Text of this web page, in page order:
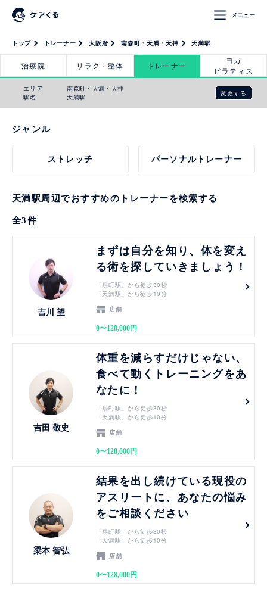
メニュー
トップ トレーナー 大阪府 南森町・天満・天神 天満駅
治療院 リラク・整体 トレーナー
ヨガ
ピラティス
エリア
駅名
南森町・天満・天神
天満駅
変更する
ジャンル
ストレッチ パーソナルトレーナー
天満駅周辺でおすすめのトレーナーを検索する
全3件
吉川 望
まずは自分を知り、体を変え
る術を探していきましょう！
「扇町駅」から徒歩30秒
「天満駅」から徒歩10分
店舗
0〜128,000円
吉田 敬史
体重を減らすだけじゃない、
食べて動くトレーニングをあ
なたに！
「扇町駅」から徒歩30秒
「天満駅」から徒歩10分
店舗
0〜128,000円
梁本 智弘
結果を出し続けている現役の
アスリートに、あなたの悩み
をご相談ください
「扇町駅」から徒歩30秒
「天満駅」から徒歩10分
店舗
0〜128,000円